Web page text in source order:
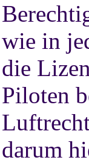
wie in
die
Piloten
darum